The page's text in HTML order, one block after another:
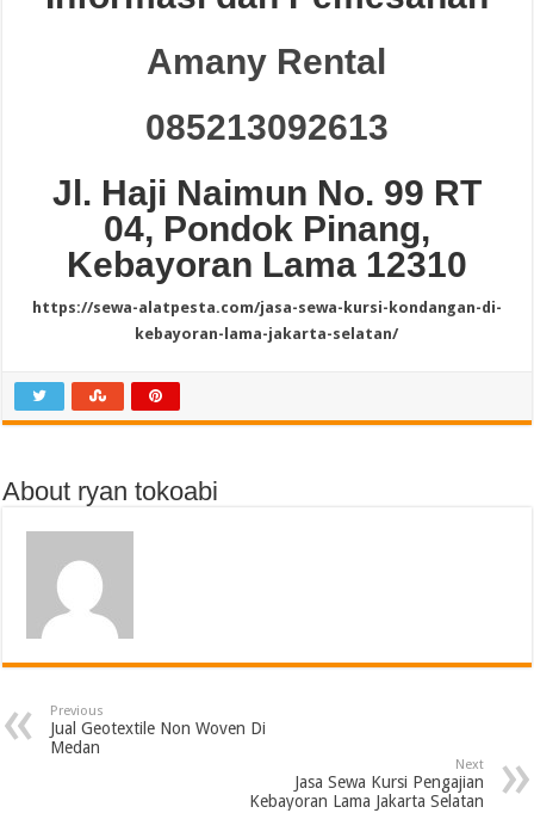
Amany Rental
085213092613
Jl. Haji Naimun No. 99 RT
04, Pondok Pinang,
Kebayoran Lama 12310
https://sewa-alatpesta.com/jasa-sewa-kursi-kondangan-di-
kebayoran-lama-jakarta-selatan/
About ryan tokoabi
Previous
Jual Geotextile Non Woven Di
Medan
Next
Jasa Sewa Kursi Pengajian
Kebayoran Lama Jakarta Selatan